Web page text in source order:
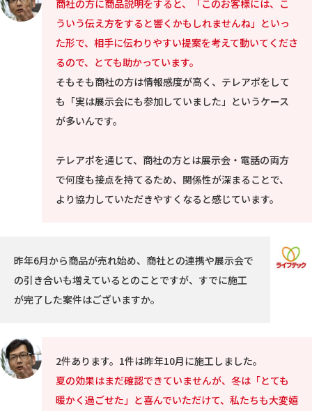
商社の方に商品説明をすると、「このお客様には、こ
ういう伝え方をすると響くかもしれませんね」といっ
た形で、相手に伝わりやすい提案を考えて動いてくださ
るので、とても助かっています。
そもそも商社の方は情報感度が高く、テレアポをして
も「実は展示会にも参加していました」というケース
が多いんです。
テレアポを通じて、商社の方とは展示会・電話の両方
で何度も接点を持てるため、関係性が深まることで、
より協力していただきやすくなると感じています。
昨年6月から商品が売れ始め、商社との連携や展示会で
の引き合いも増えているとのことですが、すでに施工
が完了した案件はございますか。
2件あります。1件は昨年10月に施工しました。
夏の効果はまだ確認できていませんが、冬は「とても
暖かく過ごせた」と喜んでいただけて、私たちも大変嬉